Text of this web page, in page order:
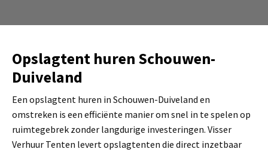
Opslagtent huren Schouwen-
Duiveland
Een opslagtent huren in Schouwen-Duiveland en
omstreken is een efficiënte manier om snel in te spelen op
ruimtegebrek zonder langdurige investeringen. Visser
Verhuur Tenten levert opslagtenten die direct inzetbaar